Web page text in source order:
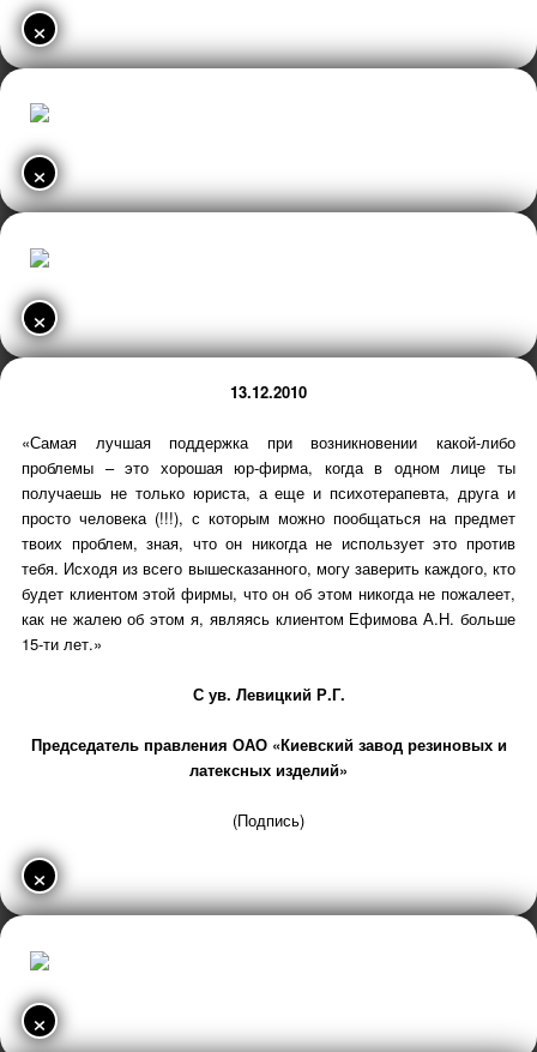
×
×
×
13.12.2010
«Самая лучшая поддержка при возникновении какой-либо
проблемы – это хорошая юр-фирма, когда в одном лице ты
получаешь не только юриста, а еще и психотерапевта, друга и
просто человека (!!!), с которым можно пообщаться на предмет
твоих проблем, зная, что он никогда не использует это против
тебя. Исходя из всего вышесказанного, могу заверить каждого, кто
будет клиентом этой фирмы, что он об этом никогда не пожалеет,
как не жалею об этом я, являясь клиентом Ефимова А.Н. больше
15-ти лет.»
С ув. Левицкий Р.Г.
Председатель правления ОАО «Киевский завод резиновых и
латексных изделий»
(Подпись)
×
×